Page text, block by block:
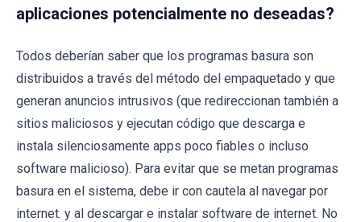
aplicaciones potencialmente no deseadas?
Todos deberían saber que los programas basura son
distribuidos a través del método del empaquetado y que
generan anuncios intrusivos (que redireccionan también a
sitios maliciosos y ejecutan código que descarga e
instala silenciosamente apps poco fiables o incluso
software malicioso). Para evitar que se metan programas
basura en el sistema, debe ir con cautela al navegar por
internet. y al descargar e instalar software de internet. No